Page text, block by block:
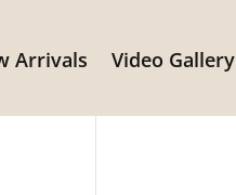
Arrivals Video Gallery